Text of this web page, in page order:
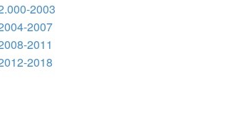
2003
2007
2011
2018